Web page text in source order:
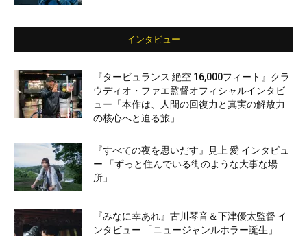
インタビュー
『タービュランス 絶空 16,000フィート』クラ
ウディオ・ファエ監督オフィシャルインタビ
ュー「本作は、人間の回復力と真実の解放力
の核心へと迫る旅」
『すべての夜を思いだす』見上 愛 インタビュ
ー 「ずっと住んでいる街のような大事な場
所」
『みなに幸あれ』古川琴音＆下津優太監督 イ
ンタビュー 「ニュージャンルホラー誕生」